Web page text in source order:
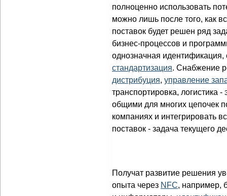
полноценно использовать
можно лишь после того, как
поставок будет решен ряд
бизнес-процессов и
однозначная
стандартизация. Снабжение
дистрибуция, управление
транспортировка, логистика
общими для многих цепочек
компаниях и интегрировать
поставок - задача текущего
Получат развитие решения
опыта через NFC, например,